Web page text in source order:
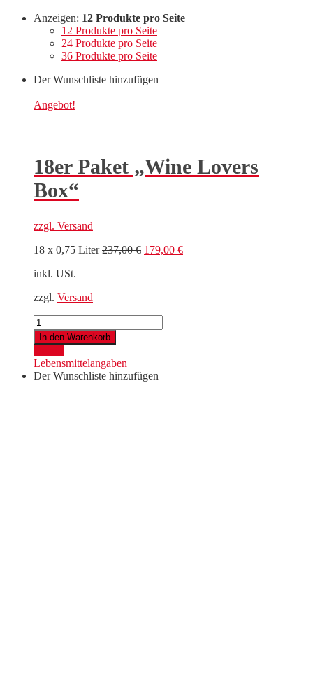
Anzeigen: 12 Produkte pro Seite
12 Produkte pro Seite
24 Produkte pro Seite
36 Produkte pro Seite
Der Wunschliste hinzufügen
Angebot!
18er Paket „Wine Lovers
Box“
zzgl. Versand
18 x 0,75 Liter237,00€ Ursprünglicher
179,00 €Aktueller
inkl. USt.
zzgl. Versand
18er
Paket
"Wine
Lovers
Box"
Menge
In den Warenkorb
Lebensmittelangaben
Der Wunschliste hinzufügen